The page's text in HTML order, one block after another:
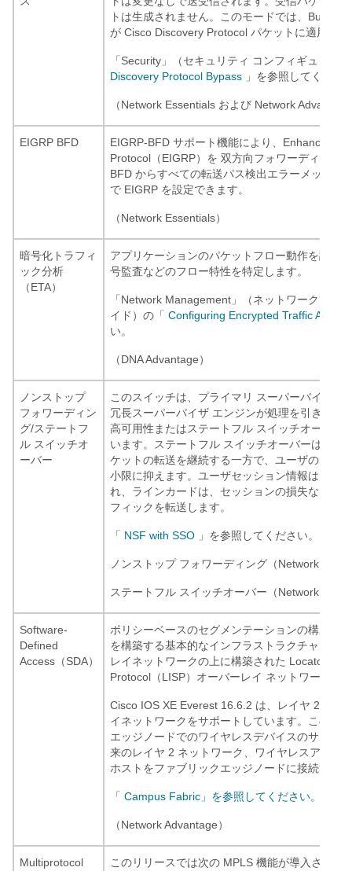
トは生成されません。このモードでは、Bump-
が Cisco Discovery Protocol パケットに適用さ
「Security」（セキュリティ コンフィギュレー
Discovery Protocol Bypass 」を参照してくださ
（Network Essentials および Network
EIGRP BFD
EIGRP-BFD サポート機能により、Enhanced
Protocol（EIGRP）を 双方向フォワーディング
BFD からすべての転送パス検出エラーメッセー
で EIGRP を設定できます。
（Network Essentials）
暗号化トラフィ
ック分析
（ETA）
アプリケーションのパケットフロー動作を調査
号監査などのフロー特性を特定します。
「Network Management」（ネットワーク管理
イド）の「 Configuring Encrypted Traffic
い。
（DNA Advantage）
ノンストップ
フォワーディン
グ/ステートフ
ル スイッチオ
ーバー
このスイッチは、プライマリ スーパーバイザ
冗長スーパーバイザ エンジンが処理を引き継ぐ
高可用性またはステートフル スイッチオーバー
います。ステートフル スイッチオーバーは、ス
ケットの転送を継続する一方で、ユーザのネッ
小限に抑えます。ユーザセッション情報は、ス
れ、ラインカードは、セッションの損失なしに
フィックを転送します。
「 NSF with SSO 」を参照してください。
ノンストップ フォワーディング（Network
ステートフル スイッチオーバー（Network
Software-
Defined
Access（SDA）
ポリシーベースのセグメンテーションの構成に
を構築する基本的なインフラストラクチャを提
レイネットワークの上に構築された Locator ID
Protocol（LISP）オーバーレイ ネットワークに
Cisco IOS XE Everest 16.6.2 は、レイヤ 2 およ
イネットワークをサポートしています。このリ
エッジノードでのワイヤレスデバイスのサポー
来のレイヤ 2 ネットワーク、ワイヤレスアクセ
ホストをファブリックエッジノードに接続する
「 Campus Fabric」を参照してください。
（Network Advantage）
Multiprotocol
このリリースでは次の MPLS 機能が導入されま